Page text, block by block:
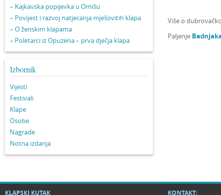
– Kajkavska popijevka u Omišu
– Povijest i razvoj natjecanja mješovitih klapa
– O ženskim klapama
– Poletarci iz Opuzena – prva dječja klapa
Izbornik
Vijesti
Festivali
Klape
Osobe
Nagrade
Notna izdanja
Više o
Paljenje
KLAPSKI KUTAK KONTAKT: